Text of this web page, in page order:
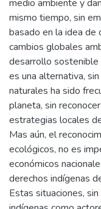
medio ambiente y
mismo tiempo, sin
basado en la idea de
cambios globales
desarrollo
es una alternativa,
naturales ha sido
planeta, sin
estrategias locales
Mas aún, el
ecológicos, no es
económicos
derechos indígenas
Estas situaciones,